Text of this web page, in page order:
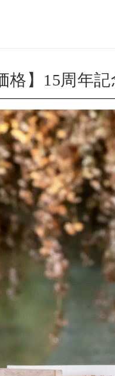
格】15周年